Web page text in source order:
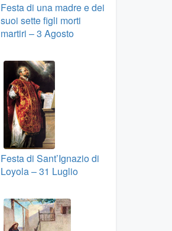
Festa di una madre e dei
suoi sette figli morti
martiri – 3 Agosto
Festa di Sant’Ignazio di
Loyola – 31 Luglio